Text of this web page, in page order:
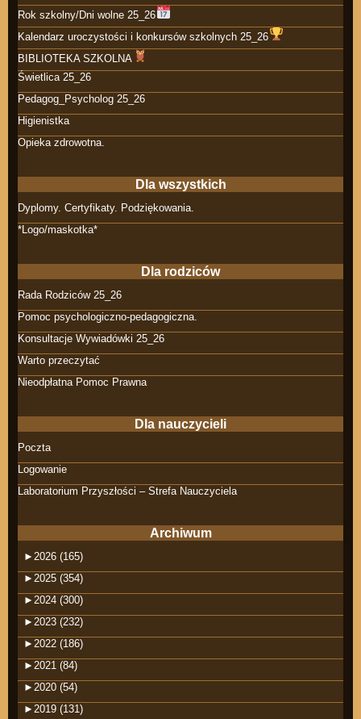
Rok szkolny/Dni wolne 25_26
Kalendarz uroczystości i konkursów szkolnych 25_26
BIBLIOTEKA SZKOLNA
Świetlica 25_26
Pedagog_Psycholog 25_26
Higienistka
Opieka zdrowotna.
Dla wszystkich
Dyplomy. Certyfikaty. Podziękowania.
*Logo/maskotka*
Dla rodziców
Rada Rodziców 25_26
Pomoc psychologiczno-pedagogiczna.
Konsultacje Wywiadówki 25_26
Warto przeczytać
Nieodpłatna Pomoc Prawna
Dla nauczycieli
Poczta
Logowanie
Laboratorium Przyszłości – Strefa Nauczyciela
Archiwum
► 2026 (165)
► 2025 (354)
► 2024 (300)
► 2023 (232)
► 2022 (186)
► 2021 (84)
► 2020 (54)
► 2019 (131)